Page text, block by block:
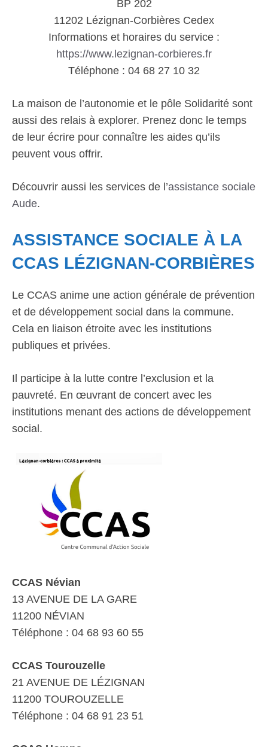
BP 202
11202 Lézignan-Corbières Cedex
Informations et horaires du service :
https://www.lezignan-corbieres.fr
Téléphone : 04 68 27 10 32
La maison de l’autonomie et le pôle Solidarité sont
aussi des relais à explorer. Prenez donc le temps
de leur écrire pour connaître les aides qu’ils
peuvent vous offrir.
Découvrir aussi les services de l’assistance sociale
Aude.
ASSISTANCE SOCIALE À LA
CCAS LÉZIGNAN-CORBIÈRES
Le CCAS anime une action générale de prévention
et de développement social dans la commune.
Cela en liaison étroite avec les institutions
publiques et privées.
Il participe à la lutte contre l’exclusion et la
pauvreté. En œuvrant de concert avec les
institutions menant des actions de développement
social.
CCAS Névian
13 AVENUE DE LA GARE
11200 NÉVIAN
Téléphone : 04 68 93 60 55
CCAS Tourouzelle
21 AVENUE DE LÉZIGNAN
11200 TOUROUZELLE
Téléphone : 04 68 91 23 51